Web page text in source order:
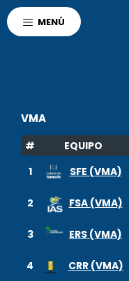
MENÚ
VMA
# EQUIPO
1
SFE (VMA)
2 FSA (VMA)
3 ERS (VMA)
4 CRR (VMA)